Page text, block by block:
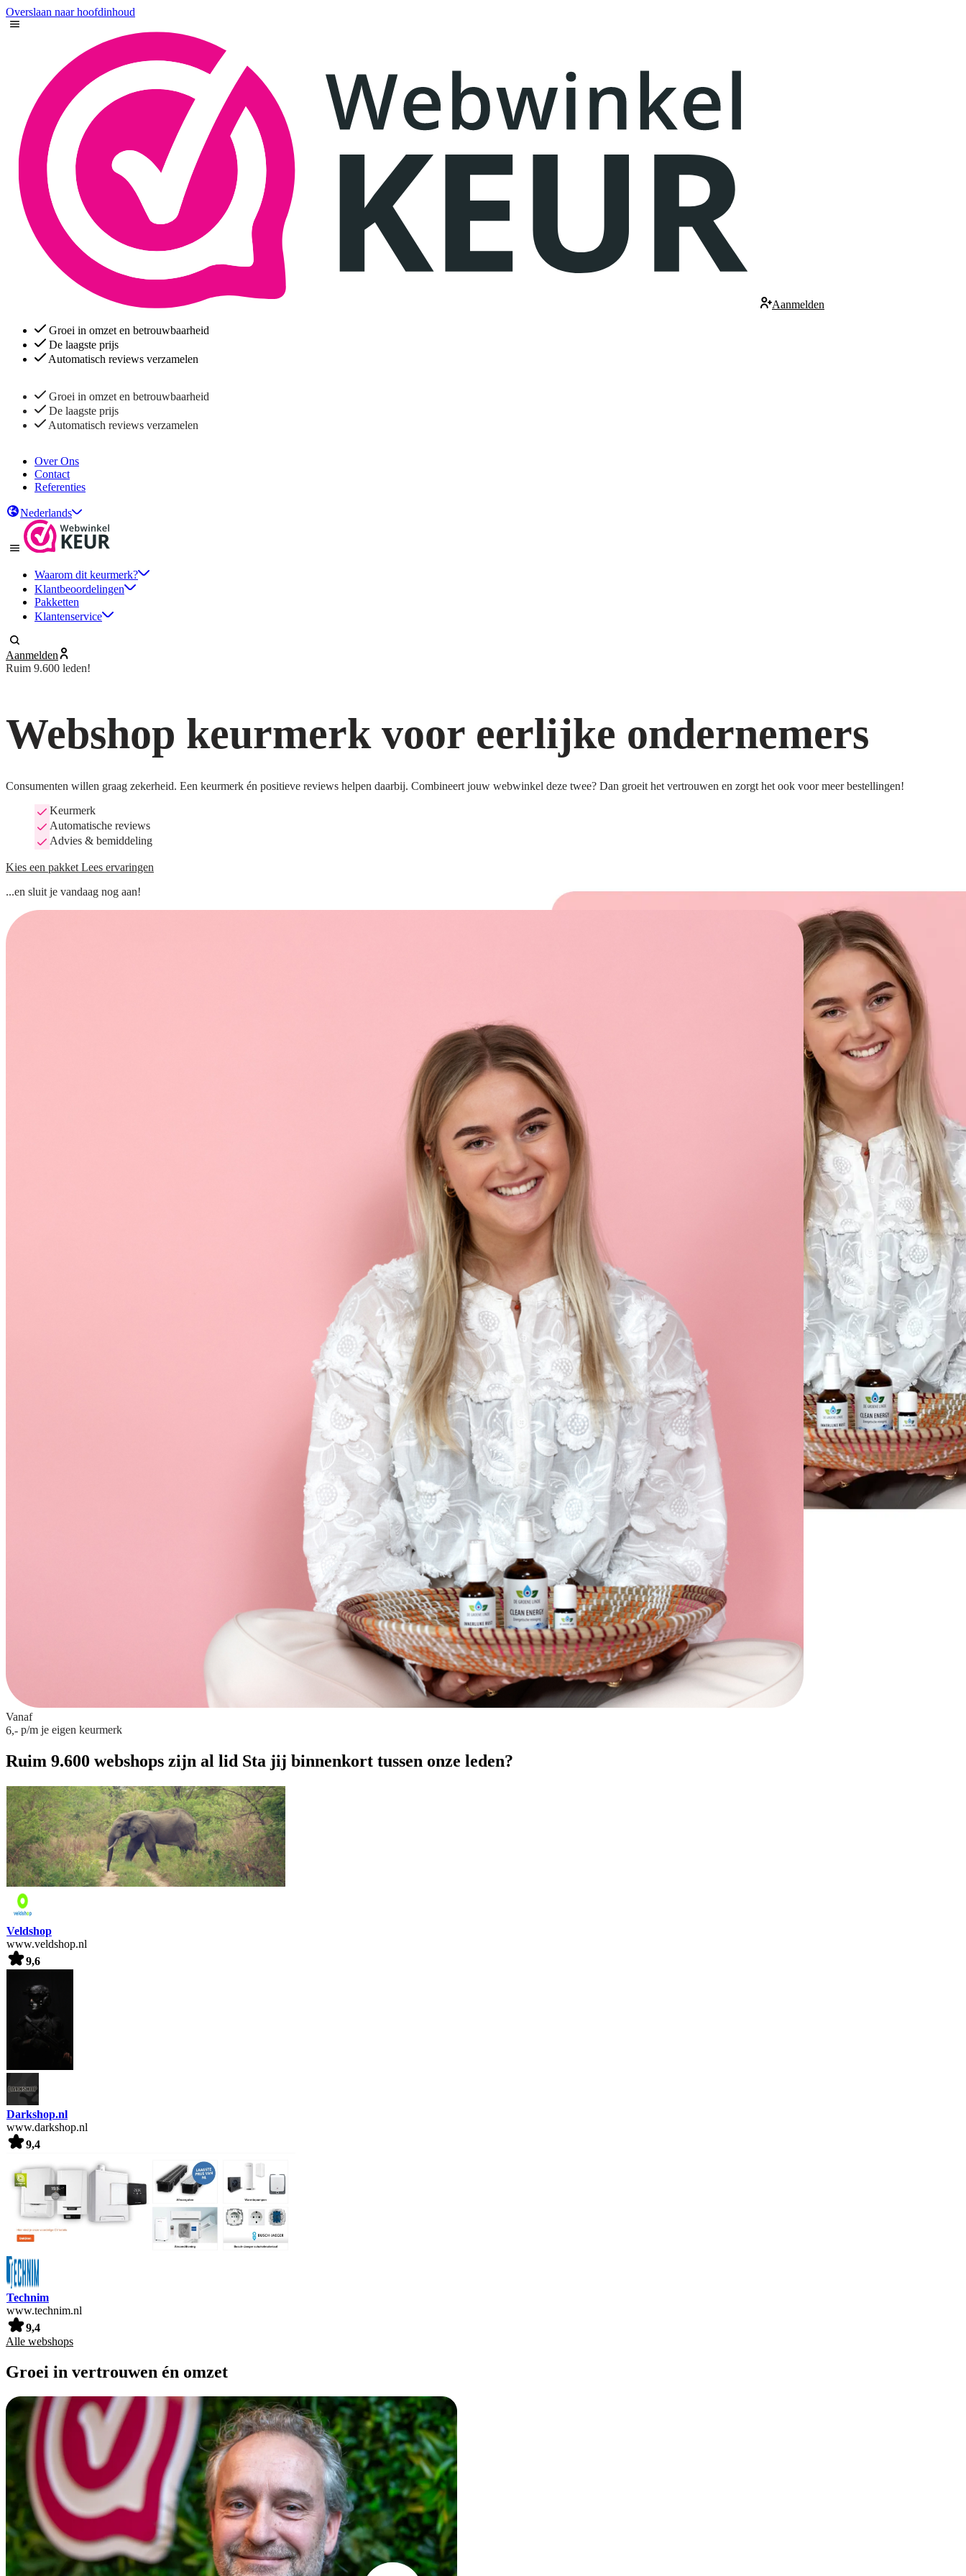
Overslaan naar hoofdinhoud
Aanmelden
Groei in omzet en betrouwbaarheid
De laagste prijs
Automatisch reviews verzamelen
Groei in omzet en betrouwbaarheid
De laagste prijs
Automatisch reviews verzamelen
Over Ons
Contact
Referenties
Nederlands
Waarom dit keurmerk?
Klantbeoordelingen
Pakketten
Klantenservice
Aanmelden
Ruim 9.600 leden!
Webshop keurmerk voor eerlijke ondernemers
Consumenten willen graag zekerheid. Een keurmerk én positieve reviews helpen daarbij. Combineert jouw webwinkel deze twee? Dan groeit het vertrouwen en zorgt het ook voor meer bestellingen!
Keurmerk
Automatische reviews
Advies & bemiddeling
Kies een pakket Lees ervaringen
...en sluit je vandaag nog aan!
Vanaf
6,- p/m je eigen keurmerk
Ruim 9.600 webshops zijn al lid Sta jij binnenkort tussen onze leden?
Veldshop
www.veldshop.nl
9,6
Darkshop.nl
www.darkshop.nl
9,4
Technim
www.technim.nl
9,4
Alle webshops
Groei in vertrouwen én omzet